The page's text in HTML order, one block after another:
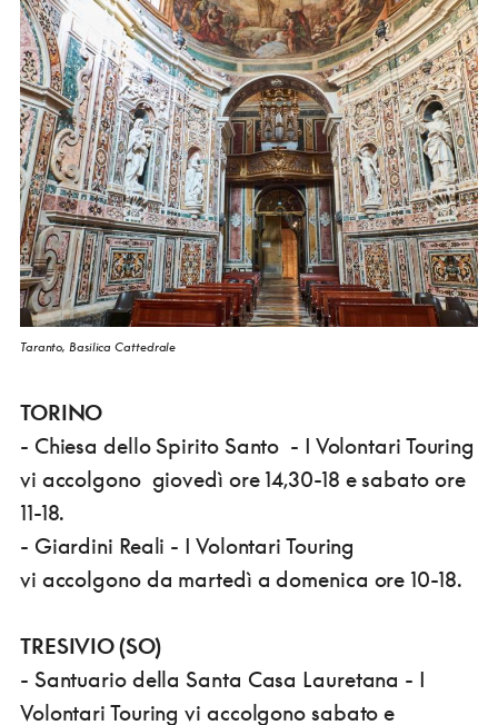
Taranto, Basilica Cattedrale
TORINO
- Chiesa dello Spirito Santo - I Volontari Touring
vi accolgono giovedì ore 14,30-18 e sabato ore
11-18.
- Giardini Reali - I Volontari Touring
vi accolgono da martedì a domenica ore 10-18.
TRESIVIO (SO)
- Santuario della Santa Casa Lauretana - I
Volontari Touring vi accolgono sabato e